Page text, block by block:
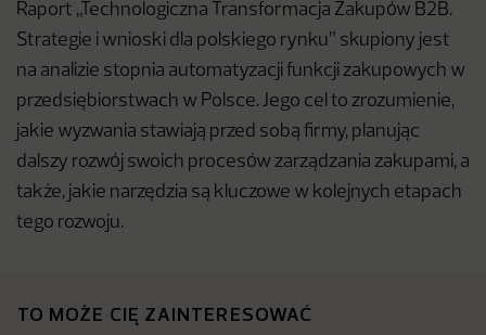
Raport „Technologiczna Transformacja Zakupów B2B.
Strategie i wnioski dla polskiego rynku” skupiony jest
na analizie stopnia automatyzacji funkcji zakupowych w
przedsiębiorstwach w Polsce. Jego cel to zrozumienie,
jakie wyzwania stawiają przed sobą firmy, planując
dalszy rozwój swoich procesów zarządzania zakupami, a
także, jakie narzędzia są kluczowe w kolejnych etapach
tego rozwoju.
TO MOŻE CIĘ ZAINTERESOWAĆ